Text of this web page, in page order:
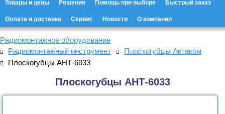
Товары и цены Решения Помощь при выборе Быстрый заказ
Оплата и доставка Сервис Новости О компании
Радиомонтажное оборудование
Радиомонтажный инструмент
Плоскогубцы Актаком
Плоскогубцы АНТ-6033
Плоскогубцы АНТ-6033